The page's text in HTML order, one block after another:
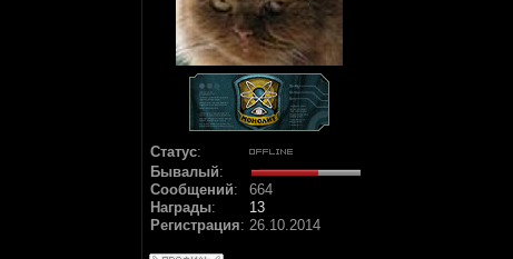
Статус:
Бывалый:
Сообщений:
664
Награды:
13
Регистрация: 26.10.2014